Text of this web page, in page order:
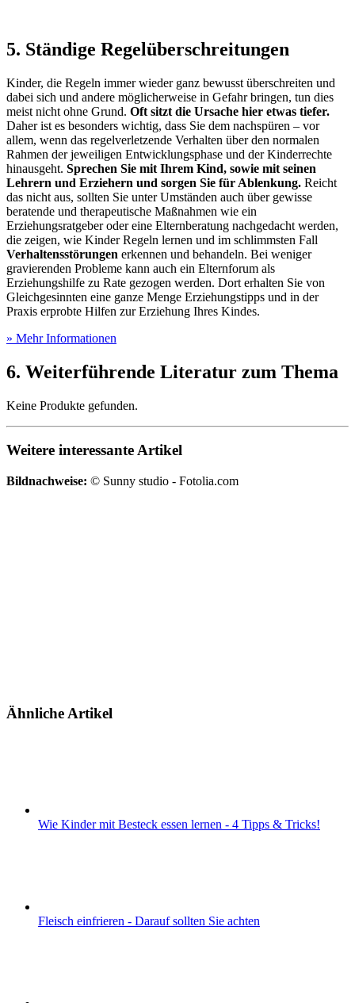
5. Ständige Regelüberschreitungen
Kinder, die Regeln immer wieder ganz bewusst überschreiten und
dabei sich und andere möglicherweise in Gefahr bringen, tun dies
meist nicht ohne Grund. Oft sitzt die Ursache hier etwas tiefer.
Daher ist es besonders wichtig, dass Sie dem nachspüren – vor
allem, wenn das regelverletzende Verhalten über den normalen
Rahmen der jeweiligen Entwicklungsphase und der Kinderrechte
hinausgeht. Sprechen Sie mit Ihrem Kind, sowie mit seinen
Lehrern und Erziehern und sorgen Sie für Ablenkung. Reicht
das nicht aus, sollten Sie unter Umständen auch über gewisse
beratende und therapeutische Maßnahmen wie ein
Erziehungsratgeber oder eine Elternberatung nachgedacht werden,
die zeigen, wie Kinder Regeln lernen und im schlimmsten Fall
Verhaltensstörungen erkennen und behandeln. Bei weniger
gravierenden Probleme kann auch ein Elternforum als
Erziehungshilfe zu Rate gezogen werden. Dort erhalten Sie von
Gleichgesinnten eine ganze Menge Erziehungstipps und in der
Praxis erprobte Hilfen zur Erziehung Ihres Kindes.
» Mehr Informationen
6. Weiterführende Literatur zum Thema
Keine Produkte gefunden.
Weitere interessante Artikel
Bildnachweise: © Sunny studio - Fotolia.com
Ähnliche Artikel
Wie Kinder mit Besteck essen lernen - 4 Tipps & Tricks!
Fleisch einfrieren - Darauf sollten Sie achten